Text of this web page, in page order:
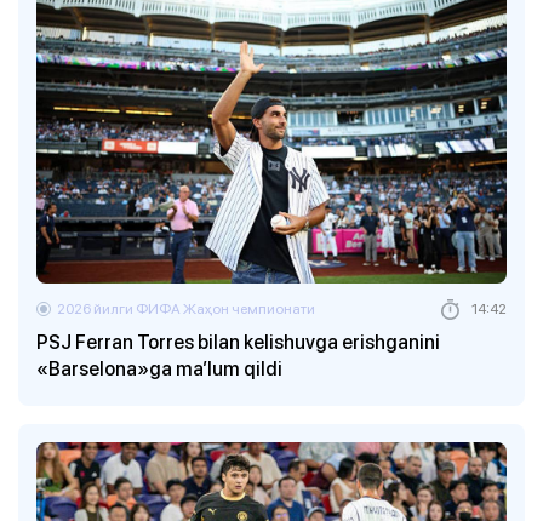
PSJ Ferran Torres bilan kelishuvga erishganini
«Barselona»ga ma’lum qildi
2026 йилги ФИФА Жаҳон чемпионати 14:42